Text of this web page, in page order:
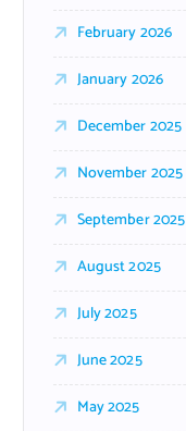
February 2026
January 2026
December 2025
November 2025
September 2025
August 2025
July 2025
June 2025
May 2025